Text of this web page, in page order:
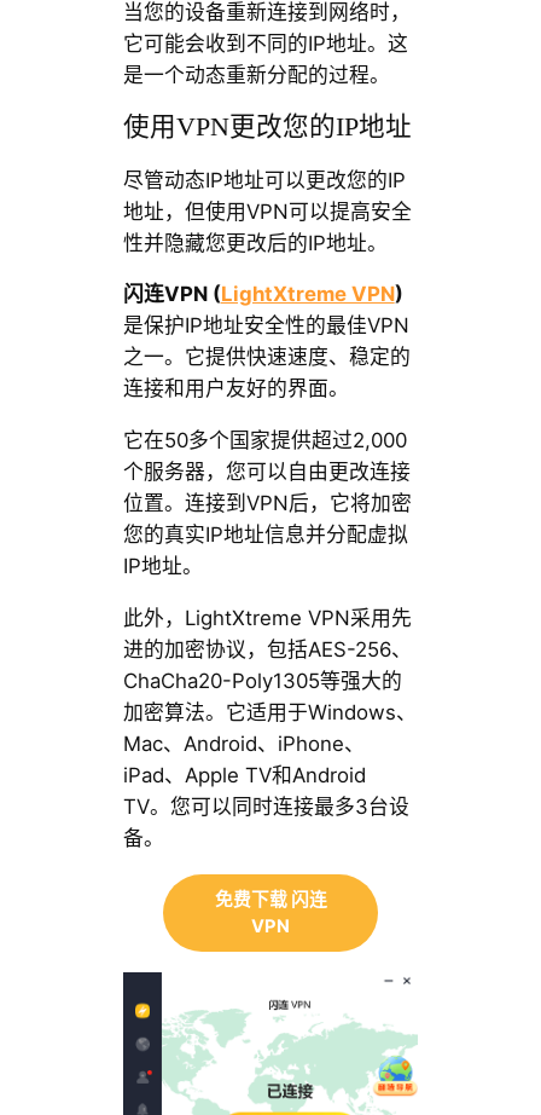
当您的设备重新连接到网络时，
它可能会收到不同的IP地址。这
是一个动态重新分配的过程。
使用VPN更改您的IP地址
尽管动态IP地址可以更改您的IP
地址，但使用VPN可以提高安全
性并隐藏您更改后的IP地址。
闪连VPN (LightXtreme VPN)
是保护IP地址安全性的最佳VPN
之一。它提供快速速度、稳定的
连接和用户友好的界面。
它在50多个国家提供超过2,000
个服务器，您可以自由更改连接
位置。连接到VPN后，它将加密
您的真实IP地址信息并分配虚拟
IP地址。
此外，LightXtreme VPN采用先
进的加密协议，包括AES-256、
ChaCha20-Poly1305等强大的
加密算法。它适用于Windows、
Mac、Android、iPhone、
iPad、Apple TV和Android
TV。您可以同时连接最多3台设
备。
免费下载 闪连
VPN